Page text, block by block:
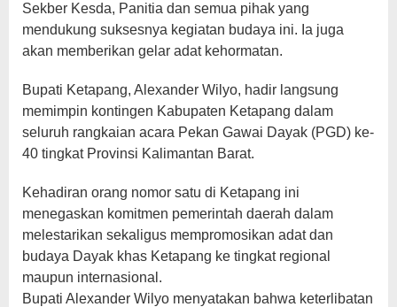
Sekber Kesda, Panitia dan semua pihak yang
mendukung suksesnya kegiatan budaya ini. Ia juga
akan memberikan gelar adat kehormatan.
Bupati Ketapang, Alexander Wilyo, hadir langsung
memimpin kontingen Kabupaten Ketapang dalam
seluruh rangkaian acara Pekan Gawai Dayak (PGD) ke-
40 tingkat Provinsi Kalimantan Barat.
Kehadiran orang nomor satu di Ketapang ini
menegaskan komitmen pemerintah daerah dalam
melestarikan sekaligus mempromosikan adat dan
budaya Dayak khas Ketapang ke tingkat regional
maupun internasional.
​Bupati Alexander Wilyo menyatakan bahwa keterlibatan